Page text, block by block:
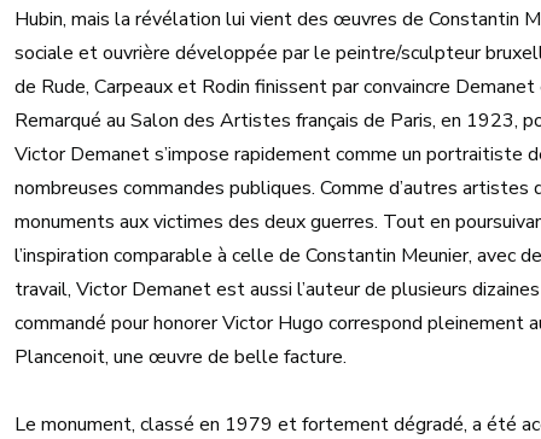
Hubin, mais la révélation lui vient des œuvres de Constantin
sociale et ouvrière développée par le peintre/sculpteur
de Rude, Carpeaux et Rodin finissent par convaincre
Remarqué au Salon des Artistes français de Paris, en 1923,
Victor Demanet s’impose rapidement comme un portraitiste
nombreuses commandes publiques. Comme d’autres
monuments aux victimes des deux guerres. Tout en
l’inspiration comparable à celle de Constantin Meunier, avec
travail, Victor Demanet est aussi l’auteur de plusieurs
commandé pour honorer Victor Hugo correspond pleinement
Plancenoit, une œuvre de belle facture.
Le monument, classé en 1979 et fortement dégradé, a été